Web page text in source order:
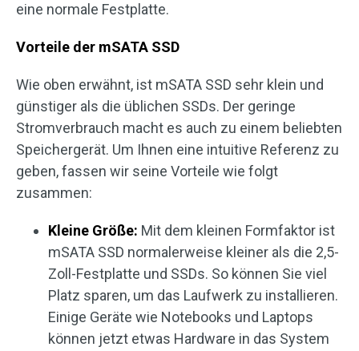
eine normale Festplatte.
Vorteile der mSATA SSD
Wie oben erwähnt, ist mSATA SSD sehr klein und
günstiger als die üblichen SSDs. Der geringe
Stromverbrauch macht es auch zu einem beliebten
Speichergerät. Um Ihnen eine intuitive Referenz zu
geben, fassen wir seine Vorteile wie folgt
zusammen:
Kleine Größe: Mit dem kleinen Formfaktor ist
mSATA SSD normalerweise kleiner als die 2,5-
Zoll-Festplatte und SSDs. So können Sie viel
Platz sparen, um das Laufwerk zu installieren.
Einige Geräte wie Notebooks und Laptops
können jetzt etwas Hardware in das System